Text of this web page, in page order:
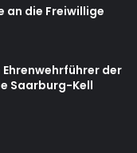
an die Freiwillige
Ehrenwehrführer der
Saarburg-Kell